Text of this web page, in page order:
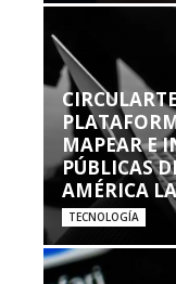
MAPEAR E
PÚBLICAS
AMÉRICA
TECNOLOGÍA